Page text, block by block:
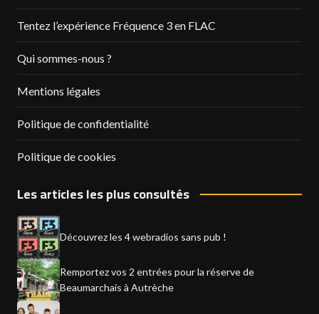
Tentez l’expérience Fréquence 3 en FLAC
Qui sommes-nous ?
Mentions légales
Politique de confidentialité
Politique de cookies
Les articles les plus consultés
Découvrez les 4 webradios sans pub !
Remportez vos 2 entrées pour la réserve de
Beaumarchais à Autrèche